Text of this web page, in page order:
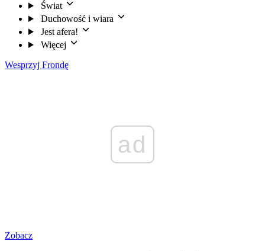
Świat
Duchowość i wiara
Jest afera!
Więcej
Wesprzyj Frondę
ad
Zobacz